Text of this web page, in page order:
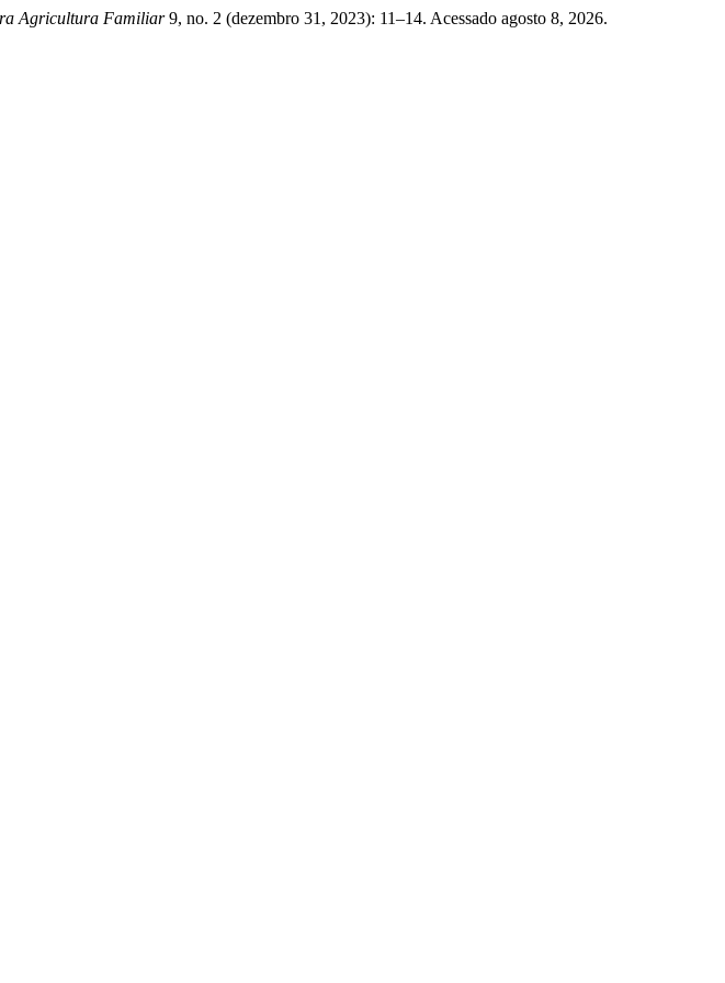
Agricultura Familiar9, no. 2 (dezembro 31, 2023): 11–14. Acessado agosto 8, 2026.